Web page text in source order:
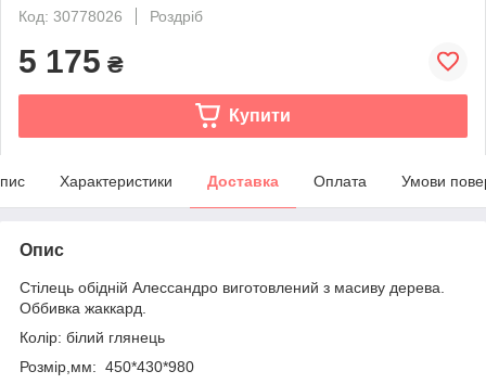
Код: 30778026
Роздріб
5 175 ₴
Купити
Характеристики Доставка Оплата Умови
Опис
Стілець обідній Алессандро виготовлений з масиву дерева.
Оббивка жаккард.
Колір: білий глянець
Розмір,мм: 450*430*980